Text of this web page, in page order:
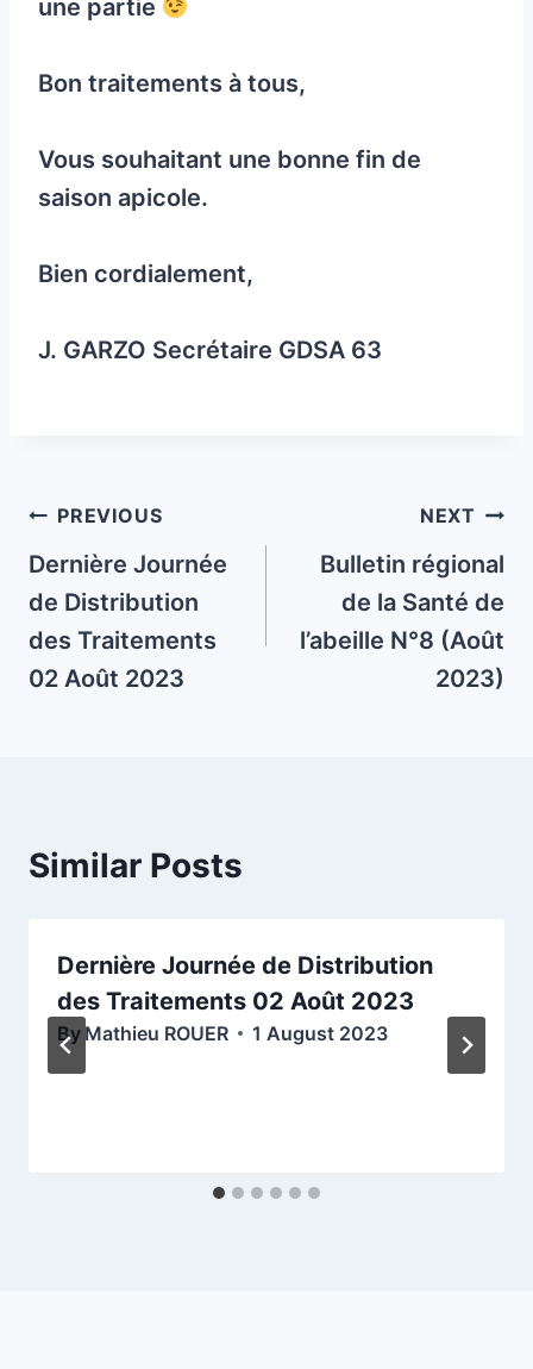
une partie
Bon traitements à tous,
Vous souhaitant une bonne fin de
saison apicole.
Bien cordialement,
J. GARZO Secrétaire GDSA 63
Post
navigation
PREVIOUS
Dernière Journée
de Distribution
des Traitements
02 Août 2023
NEXT
Bulletin régional
de la Santé de
l’abeille N°8 (Août
2023)
Similar Posts
Dernière Journée de Distribution
des Traitements 02 Août 2023
By Mathieu ROUER 1 August 2023